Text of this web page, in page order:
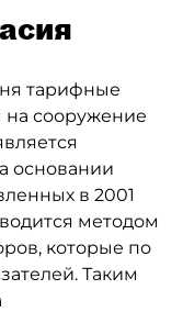
тарифные
на сооружение
основании
в 2001
методом
которые по
Таким